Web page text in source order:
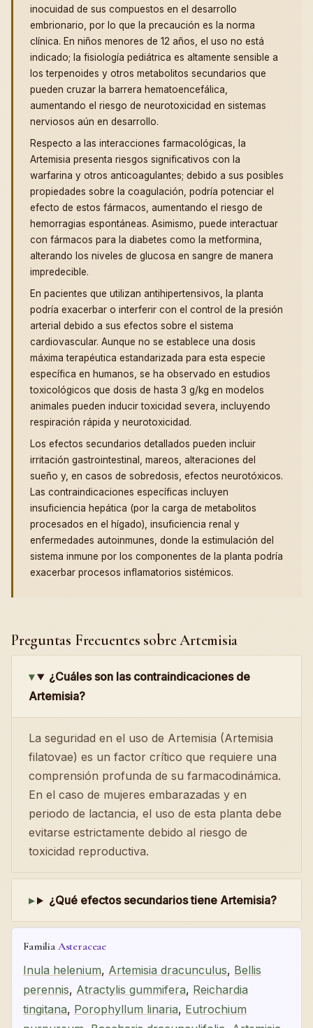
inocuidad de sus compuestos en el desarrollo
embrionario, por lo que la precaución es la norma
clínica. En niños menores de 12 años, el uso no está
indicado; la fisiología pediátrica es altamente sensible a
los terpenoides y otros metabolitos secundarios que
pueden cruzar la barrera hematoencefálica,
aumentando el riesgo de neurotoxicidad en sistemas
nerviosos aún en desarrollo.
Respecto a las interacciones farmacológicas, la
Artemisia presenta riesgos significativos con la
warfarina y otros anticoagulantes; debido a sus posibles
propiedades sobre la coagulación, podría potenciar el
efecto de estos fármacos, aumentando el riesgo de
hemorragias espontáneas. Asimismo, puede interactuar
con fármacos para la diabetes como la metformina,
alterando los niveles de glucosa en sangre de manera
impredecible.
En pacientes que utilizan antihipertensivos, la planta
podría exacerbar o interferir con el control de la presión
arterial debido a sus efectos sobre el sistema
cardiovascular. Aunque no se establece una dosis
máxima terapéutica estandarizada para esta especie
específica en humanos, se ha observado en estudios
toxicológicos que dosis de hasta 3 g/kg en modelos
animales pueden inducir toxicidad severa, incluyendo
respiración rápida y neurotoxicidad.
Los efectos secundarios detallados pueden incluir
irritación gastrointestinal, mareos, alteraciones del
sueño y, en casos de sobredosis, efectos neurotóxicos.
Las contraindicaciones específicas incluyen
insuficiencia hepática (por la carga de metabolitos
procesados en el hígado), insuficiencia renal y
enfermedades autoinmunes, donde la estimulación del
sistema inmune por los componentes de la planta podría
exacerbar procesos inflamatorios sistémicos.
Preguntas Frecuentes sobre Artemisia
¿Cuáles son las contraindicaciones de
Artemisia?
La seguridad en el uso de Artemisia (Artemisia
filatovae) es un factor crítico que requiere una
comprensión profunda de su farmacodinámica.
En el caso de mujeres embarazadas y en
periodo de lactancia, el uso de esta planta debe
evitarse estrictamente debido al riesgo de
toxicidad reproductiva.
¿Qué efectos secundarios tiene Artemisia?
Familia Asteraceae
Inula helenium, Artemisia dracunculus, Bellis
perennis, Atractylis gummifera, Reichardia
tingitana, Porophyllum linaria, Eutrochium